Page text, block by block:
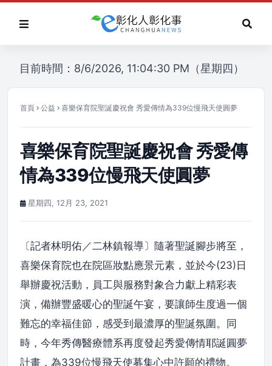
目前時間：8/6/2026, 11:04:30 PM（星期四）
首頁 公益 喜樂保育院聖誕慶祝會 秀愛傳情為339位慢飛天使圓夢
喜樂保育院聖誕慶祝會 秀愛傳
情為339位慢飛天使圓夢
星期四, 12月 23, 2021
〔記者林明佑／二林鎮報導〕隨著聖誕腳步將至，
喜樂保育院也在院區妝點應景元素，並於今(23)日
舉辦慶祝活動，員工與服務對象合力獻上精彩表
演，備辦豐盛暖心的聖誕午宴，要讓師生度過一個
難忘的幸福佳節，感受到最濃厚的聖誕氛圍。同
時，今年秀傳醫療體系再度發起秀愛傳情耶誕圓夢
計畫，為339位慢飛天使募集心中許願的禮物。